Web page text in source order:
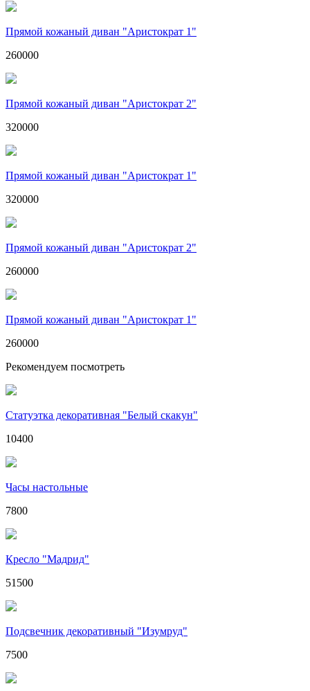
Прямой кожаный диван "Аристократ 1"
260000
Прямой кожаный диван "Аристократ 2"
320000
Прямой кожаный диван "Аристократ 1"
320000
Прямой кожаный диван "Аристократ 2"
260000
Прямой кожаный диван "Аристократ 1"
260000
Рекомендуем посмотреть
Статуэтка декоративная "Белый скакун"
10400
Часы настольные
7800
Кресло "Мадрид"
51500
Подсвечник декоративный "Изумруд"
7500